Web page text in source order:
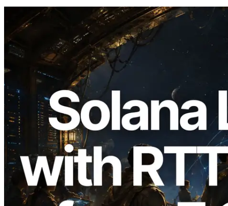
2026.08.05
ERPC 擴展 Solana Leader Slot API：新
增全球 7 個區域的 Ping 測量 —
Validators Information API 同步上線